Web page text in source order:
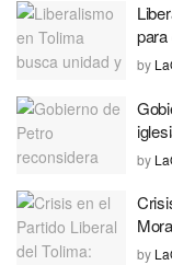
para
by
by
by